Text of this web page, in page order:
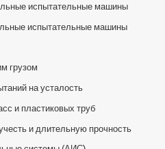
испытательные машины
испытательные машины
грузом
на усталость
и пластиковых труб
и длительную прочность